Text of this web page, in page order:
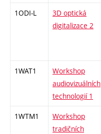
1ODI-L
3D optická
digitalizace 2
1WAT1
Workshop
audiovizuálních
technologií 1
1WTM1
Workshop
tradičních